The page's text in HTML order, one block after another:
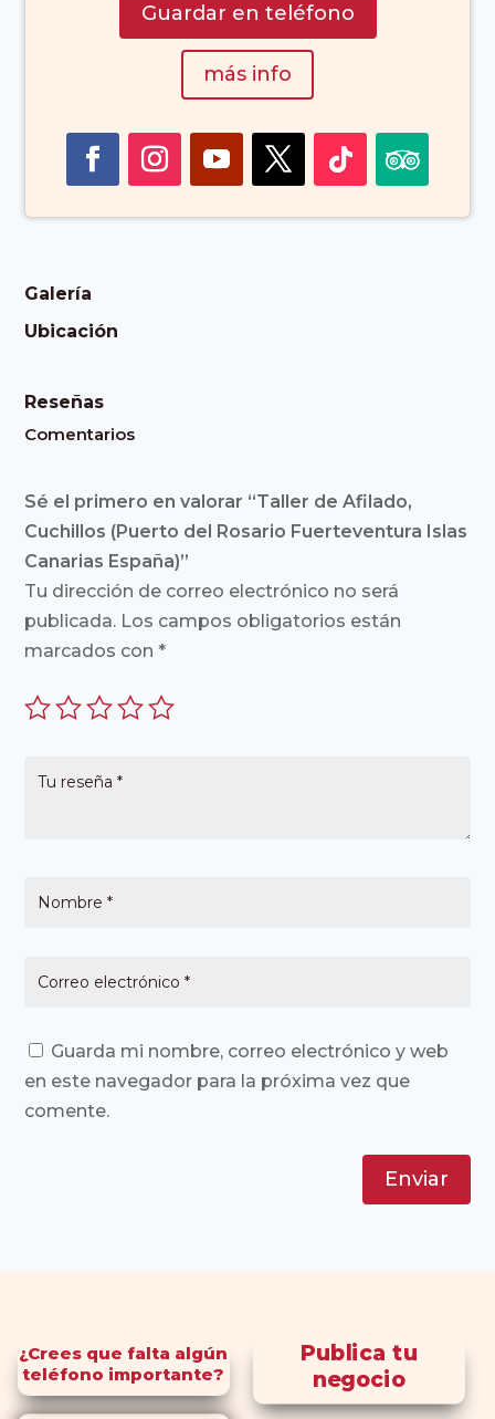
Guardar en teléfono
más info
Galería
Ubicación
Reseñas
Comentarios
Sé el primero en valorar “Taller de Afilado,
Cuchillos (Puerto del Rosario Fuerteventura Islas
Canarias España)”
Tu dirección de correo electrónico no será
publicada. Los campos obligatorios están
marcados con*
Guarda mi nombre, correo electrónico y web
en este navegador para la próxima vez que
comente.
Enviar
¿Crees que falta algún
teléfono importante?
Publica tu
negocio